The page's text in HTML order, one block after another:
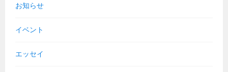
お知らせ
イベント
エッセイ